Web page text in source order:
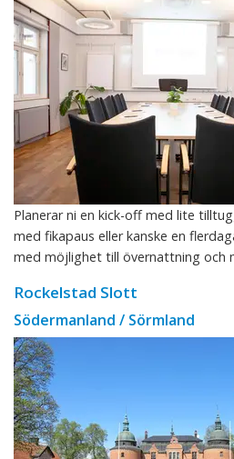
Planerar ni en kick-off med lite
med fikapaus eller kanske en
med möjlighet till övernattning och
Rockelstad Slott
Södermanland / Sörmland